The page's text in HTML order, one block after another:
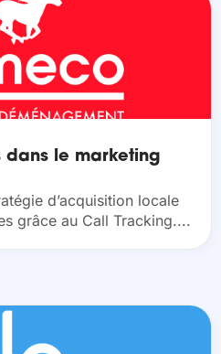
dans le marketing
d’acquisition locale
grâce au Call Tracking.​...